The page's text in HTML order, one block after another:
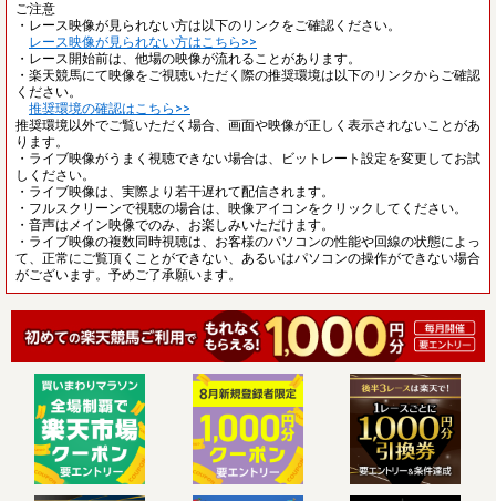
ご注意
・レース映像が見られない方は以下のリンクをご確認ください。
レース映像が見られない方はこちら>>
・レース開始前は、他場の映像が流れることがあります。
・楽天競馬にて映像をご視聴いただく際の推奨環境は以下のリンクからご確認
ください。
推奨環境の確認はこちら>>
推奨環境以外でご覧いただく場合、画面や映像が正しく表示されないことがあ
ります。
・ライブ映像がうまく視聴できない場合は、ビットレート設定を変更してお試
しください。
・ライブ映像は、実際より若干遅れて配信されます。
・フルスクリーンで視聴の場合は、映像アイコンをクリックしてください。
・音声はメイン映像でのみ、お楽しみいただけます。
・ライブ映像の複数同時視聴は、お客様のパソコンの性能や回線の状態によっ
て、正常にご覧頂くことができない、あるいはパソコンの操作ができない場合
がございます。予めご了承願います。